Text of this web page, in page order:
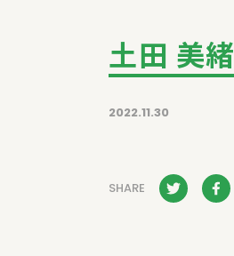
土田 美緒
2022.11.30
SHARE